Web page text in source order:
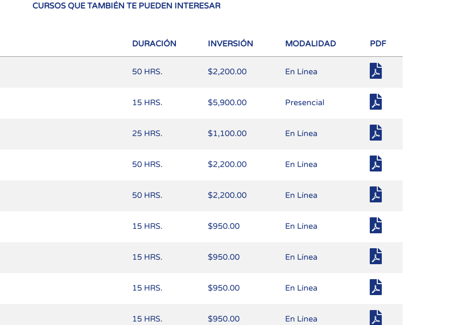
CURSOS QUE TAMBIÉN TE PUEDEN INTERESAR
DURACIÓN INVERSIÓN MODALIDAD PDF
50 HRS. $2,200.00 En Línea
15 HRS. $5,900.00 Presencial
25 HRS. $1,100.00 En Línea
50 HRS. $2,200.00 En Línea
50 HRS. $2,200.00 En Línea
15 HRS. $950.00 En Línea
15 HRS. $950.00 En Línea
15 HRS. $950.00 En Línea
15 HRS. $950.00 En Línea